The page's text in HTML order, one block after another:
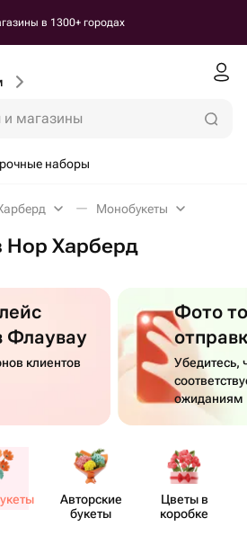
в 1300+ городах
и магазины
наборы
Монобукеты
Нор Харберд
Флаувау
клиентов
Фото
Убедитесь,
ожиданиям
Авторские
букеты
Цветы в
коробке